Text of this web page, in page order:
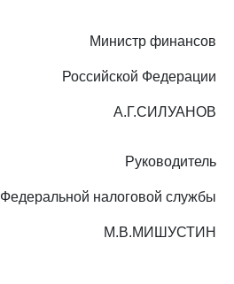
Министр финансов
Российской Федерации
А.Г.СИЛУАНОВ
Руководитель
Федеральной налоговой службы
М.В.МИШУСТИН